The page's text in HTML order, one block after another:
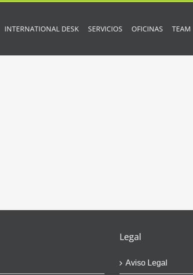
INTERNATIONAL DESK SERVICIOS OFICINAS TEAM
Legal
Aviso Legal